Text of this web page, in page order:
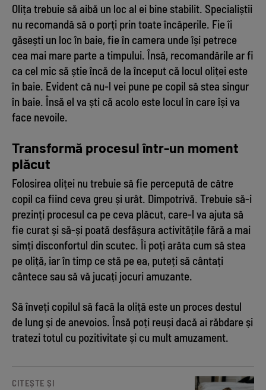
Olița trebuie să aibă un loc al ei bine stabilit. Specialiștii
nu recomandă să o porți prin toate încăperile. Fie îi
găsești un loc în baie, fie în camera unde își petrece
cea mai mare parte a timpului. Însă, recomandările ar fi
ca cel mic să știe încă de la început că locul oliței este
în baie. Evident că nu-l vei pune pe copil să stea singur
în baie. Însă el va ști că acolo este locul în care își va
face nevoile.
Transformă procesul într-un moment
plăcut
Folosirea oliței nu trebuie să fie percepută de către
copil ca fiind ceva greu și urât. Dimpotrivă. Trebuie să-i
prezinți procesul ca pe ceva plăcut, care-l va ajuta să
fie curat și să-și poată desfășura activitățile fără a mai
simți disconfortul din scutec. Îi poți arăta cum să stea
pe oliță, iar în timp ce stă pe ea, puteți să cântați
cântece sau să vă jucați jocuri amuzante.
Să înveți copilul să facă la oliță este un proces destul
de lung și de anevoios. Însă poți reuși dacă ai răbdare și
tratezi totul cu pozitivitate și cu mult amuzament.
CITEȘTE ȘI